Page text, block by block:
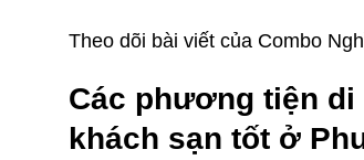
Theo dõi bài viết của Combo
Các phương tiện di
khách sạn tốt ở